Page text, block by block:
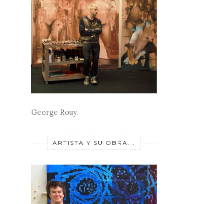
George Rouy.
ARTISTA Y SU OBRA...